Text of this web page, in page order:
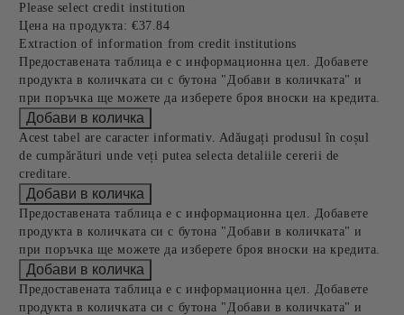
Please select credit institution
Цена на продукта: €37.84
Extraction of information from credit institutions
Предоставената таблица е с информационна цел. Добавете
продукта в количката си с бутона "Добави в количката" и
при поръчка ще можете да изберете броя вноски на кредита.
Acest tabel are caracter informativ. Adăugați produsul în coșul
de cumpărături unde veți putea selecta detaliile cererii de
creditare.
Предоставената таблица е с информационна цел. Добавете
продукта в количката си с бутона "Добави в количката" и
при поръчка ще можете да изберете броя вноски на кредита.
Предоставената таблица е с информационна цел. Добавете
продукта в количката си с бутона "Добави в количката" и